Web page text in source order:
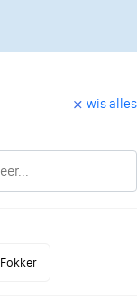
wis alles
Fokker